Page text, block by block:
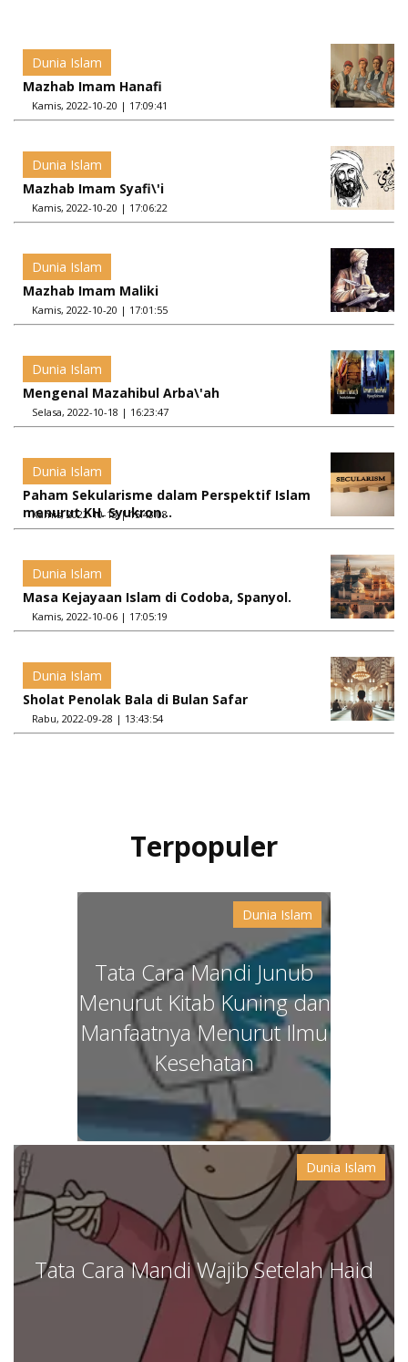
Dunia Islam
Mazhab Imam Hanafi
Kamis, 2022-10-20 | 17:09:41
Dunia Islam
Mazhab Imam Syafi\'i
Kamis, 2022-10-20 | 17:06:22
Dunia Islam
Mazhab Imam Maliki
Kamis, 2022-10-20 | 17:01:55
Dunia Islam
Mengenal Mazahibul Arba\'ah
Selasa, 2022-10-18 | 16:23:47
Dunia Islam
Paham Sekularisme dalam Perspektif Islam
menurut KH. Syukron...
Kamis, 2022-10-13 | 15:43:08
Dunia Islam
Masa Kejayaan Islam di Codoba, Spanyol.
Kamis, 2022-10-06 | 17:05:19
Dunia Islam
Sholat Penolak Bala di Bulan Safar
Rabu, 2022-09-28 | 13:43:54
Terpopuler
Dunia Islam
Tata Cara Mandi Junub
Menurut Kitab Kuning dan
Manfaatnya Menurut Ilmu
Kesehatan
Dunia Islam
Tata Cara Mandi Wajib Setelah Haid